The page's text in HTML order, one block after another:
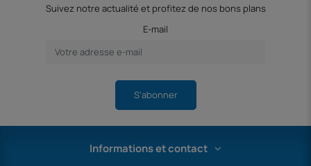
Suivez notre actualité et profitez de nos bons plans
E-mail
S'abonner
Informations et contact